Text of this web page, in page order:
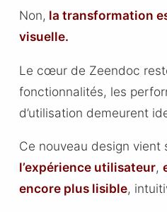
Non, la transformation
visuelle.
Le cœur de Zeendoc
fonctionnalités, les
d’utilisation demeurent
Ce nouveau design vient
l’expérience utilisateur,
encore plus lisible,